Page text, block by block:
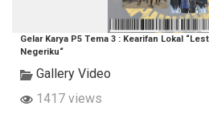
Gelar Karya P5 Tema 3 : Kearifan Lokal
Negeriku“
Gallery Video
1417 views